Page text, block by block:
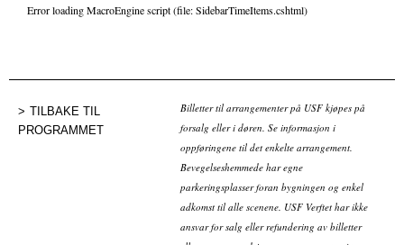
Error loading MacroEngine script (file: SidebarTimeItems.cshtml)
TILBAKE TIL
PROGRAMMET
Billetter til arrangementer på USF kjøpes på
forsalg eller i døren. Se informasjon i
oppføringene til det enkelte arrangement.
Bevegelseshemmede har egne
parkeringsplasser foran bygningen og enkel
adkomst til alle scenene. USF Verftet har ikke
ansvar for salg eller refundering av billetter